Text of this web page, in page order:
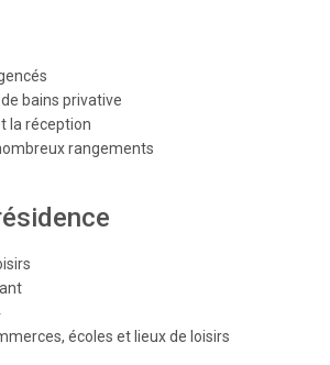
bains privative
la réception
rangements
écoles et lieux de loisirs